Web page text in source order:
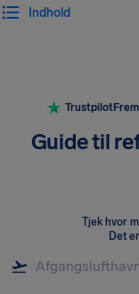
Indhold
Trustpilot
Guide til
Tjek hvor
Det